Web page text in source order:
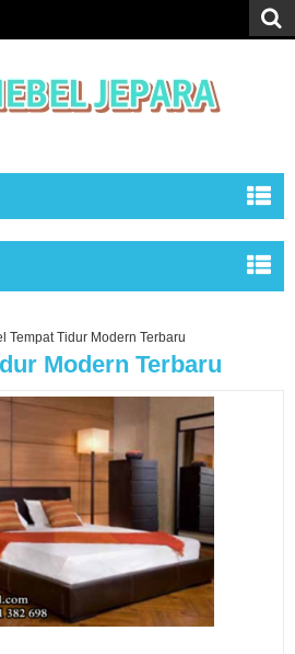
Tempat Tidur Modern Terbaru
Modern Terbaru